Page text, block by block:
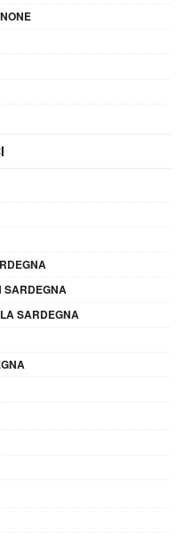
SARDEGNA
SARDEGNA